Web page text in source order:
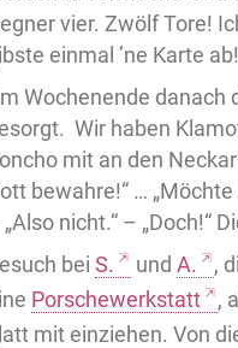
vier. Zwölf Tore!
einmal ’ne Karte
Wochenende danach
Wir haben
mit an den
bewahre!“ …
nicht.“ – „Doch!“
bei S. und A.
,
Porschewerkstatt
,
mit einziehen. Von